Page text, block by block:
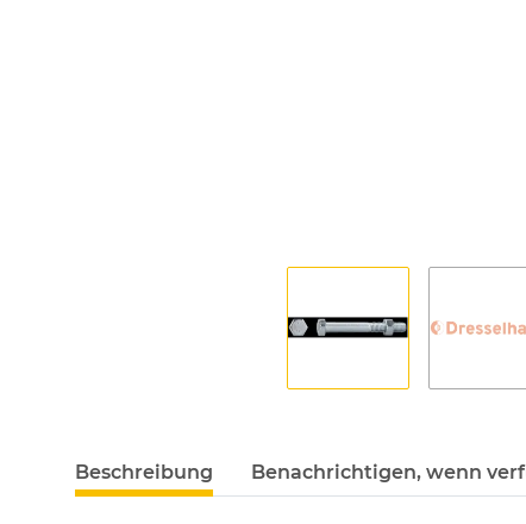
Beschreibung Benachrichtigen, wenn